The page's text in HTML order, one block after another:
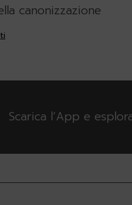
canonizzazione
Scarica l’App e